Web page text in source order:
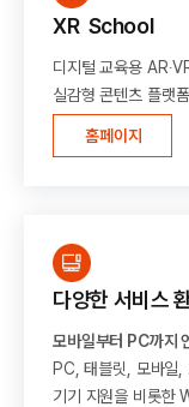
XR School
디지털 교육용
실감형 콘텐츠 플랫폼
홈페이지
다양한 서비스
모바일부터 PC까지
PC, 태블릿, 모바일,
기기 지원을 비롯한